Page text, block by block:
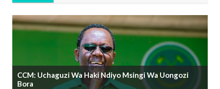
CCM: Uchaguzi Wa Haki Ndiyo Msingi Wa Uongozi
Bora